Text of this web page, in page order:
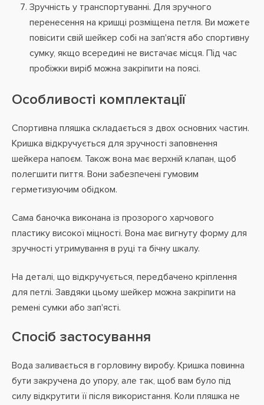
Зручність у транспортуванні. Для зручного
перенесення на кришці розміщена петля. Ви можете
повісити свій шейкер собі на зап'ястя або спортивну
сумку, якщо всередині не вистачає місця. Під час
пробіжки виріб можна закріпити на поясі.
Особливості комплектації
Спортивна пляшка складається з двох основних частин.
Кришка відкручується для зручності заповнення
шейкера напоєм. Також вона має верхній клапан, щоб
полегшити пиття. Вони забезпечені гумовим
герметизуючим обідком.
Сама баночка виконана із прозорого харчового
пластику високої міцності. Вона має вигнуту форму для
зручності утримування в руці та бічну шкалу.
На деталі, що відкручується, передбачено кріплення
для петлі. Завдяки цьому шейкер можна закріпити на
ремені сумки або зап'ясті.
Спосіб застосування
Вода заливається в горловину виробу. Кришка повинна
бути закручена до упору, але так, щоб вам було під
силу відкрутити її після використання. Коли пляшка не